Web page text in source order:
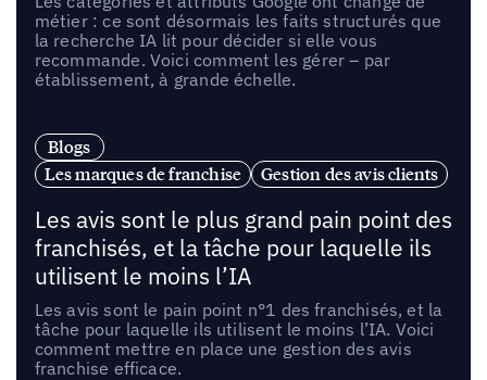
métier : ce sont désormais les faits structurés que
la recherche IA lit pour décider si elle vous
recommande. Voici comment les gérer – par
établissement, à grande échelle.
Blogs
Les marques de franchise
Gestion des avis clients
Les avis sont le plus grand pain point des
franchisés, et la tâche pour laquelle ils
utilisent le moins l’IA
Les avis sont le pain point n°1 des franchisés, et la
tâche pour laquelle ils utilisent le moins l’IA. Voici
comment mettre en place une gestion des avis
franchise efficace.